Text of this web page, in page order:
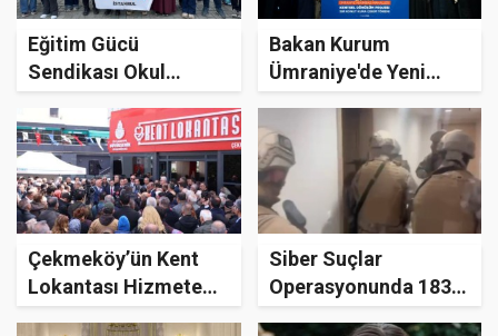
Eğitim Gücü
Sendikası Okul
Basın Açıklaması
Yaptı
Bakan Kurum
Ümraniye'de Yeni
Açıkladı
Çekmeköy’ün Kent
Lokantası Hizmete
Siber Suçlar
Operasyonunda 183